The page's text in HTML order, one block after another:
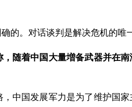
的。对话谈判是解决危机的唯
随着中国大量増备武器并在
中国发展军力是为了维护国